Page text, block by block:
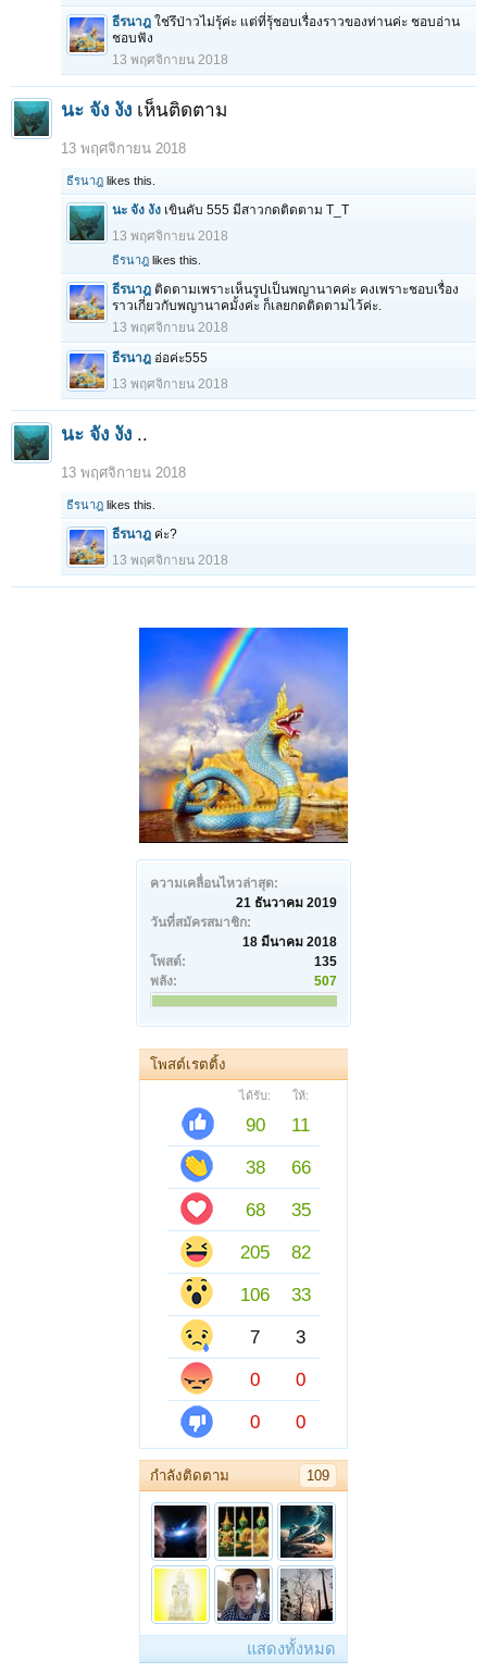
ความเคลื่อนไหวล่าสุด:
21 ธันวาคม 2019
วันที่สมัครสมาชิก:
18 มีนาคม 2018
โพสต์:
135
พลัง:
507
โพสต์เรตติ้ง
ได้รับ: ให้:
90
11
38
66
68
35
205
82
106
33
7
3
0
0
0
0
กำลังติดตาม 109
แสดงทั้งหมด
ธีรนาฎ ใช่รึป่าวไม่รุ้ค่ะ แต่ที่รุ้ชอบเรื่องราวของท่านค่ะ ชอบอ่าน
ชอบฟัง
13 พฤศจิกายน 2018
นะ จัง งัง เห็นติดตาม
13 พฤศจิกายน 2018
ธีรนาฎ likes this.
นะ จัง งัง เขินคับ 555 มีสาวกดติดตาม T_T
13 พฤศจิกายน 2018
ธีรนาฎ likes this.
ธีรนาฎ ติดตามเพราะเห็นรูปเป็นพญานาคค่ะ คงเพราะชอบเรื่อง
ราวเกี่ยวกับพญานาคมั้งค่ะ ก็เลยกดติดตามไว้ค่ะ.
13 พฤศจิกายน 2018
ธีรนาฎ อ่อค่ะ555
13 พฤศจิกายน 2018
นะ จัง งัง ..
13 พฤศจิกายน 2018
ธีรนาฎ likes this.
ธีรนาฎ ค่ะ?
13 พฤศจิกายน 2018